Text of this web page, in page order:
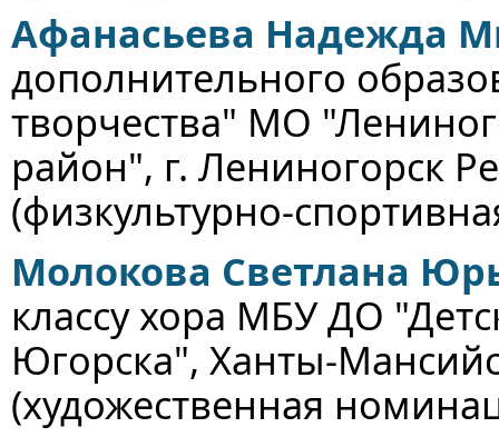
Афанасьева Надежда
дополнительного
творчества" МО
район", г. Лениногорск
(физкультурно-
Молокова Светлана
классу хора МБУ ДО
Югорска", Ханты-
(художественная